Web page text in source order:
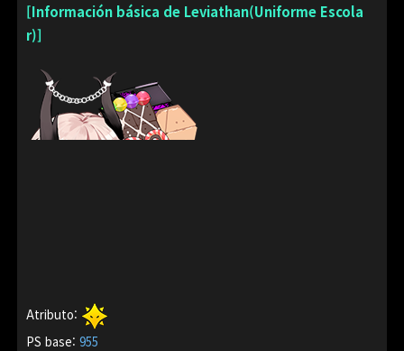
[Información básica de Leviathan(Uniforme Escola
r)]
Atributo:
PS base: 955